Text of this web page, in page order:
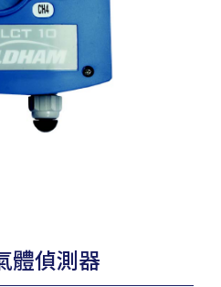
體偵測器